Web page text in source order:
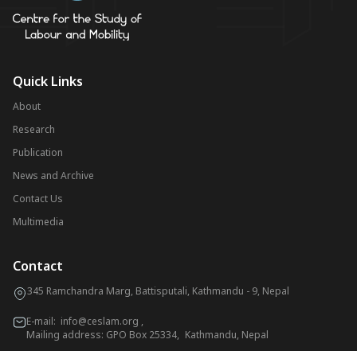
Quick Links
About
Research
Publication
News and Archive
Contact Us
Multimedia
Contact
345 Ramchandra Marg, Battisputali, Kathmandu - 9, Nepal
E-mail: info@ceslam.org ,
Mailing address: GPO Box 25334, Kathmandu, Nepal